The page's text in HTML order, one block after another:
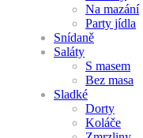
Na mazání
Party jídla
Snídaně
Saláty
S masem
Bez masa
Sladké
Dorty
Koláče